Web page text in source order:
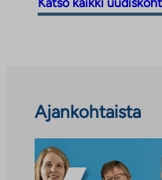
i
a
u
ajankohtaiset
ja
tiedotteet
Ajankohtaista